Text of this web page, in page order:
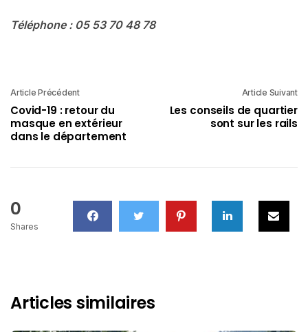
Téléphone : 05 53 70 48 78
Article Précédent
Covid-19 : retour du
masque en extérieur
dans le département
Article Suivant
Les conseils de quartier
sont sur les rails
0
Shares
Articles similaires